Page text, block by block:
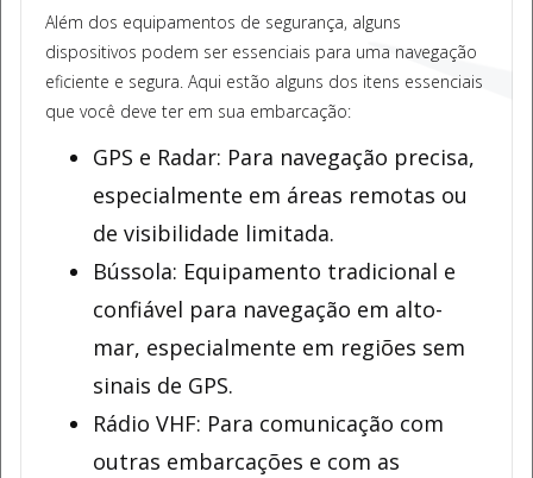
Além dos equipamentos de segurança, alguns
dispositivos podem ser essenciais para uma navegação
eficiente e segura. Aqui estão alguns dos itens essenciais
que você deve ter em sua embarcação:
GPS e Radar: Para navegação precisa,
especialmente em áreas remotas ou
de visibilidade limitada.
Bússola: Equipamento tradicional e
confiável para navegação em alto-
mar, especialmente em regiões sem
sinais de GPS.
Rádio VHF: Para comunicação com
outras embarcações e com as